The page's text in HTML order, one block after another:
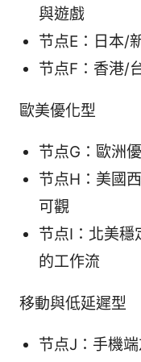
與遊戲
节点E：日本/
节点F：香港/
歐美優化型
节点G：歐洲
节点H：美國
可觀
节点I：北美穩
的工作流
移動與低延遲型
节点J：手機